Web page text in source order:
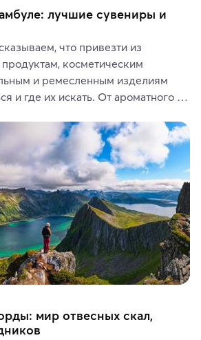
лучшие сувениры и
что привезти из
косметическим
и ремесленным изделиям
и где их искать. От ароматного
из кожи на турецких рынках и в
— в подарок близким или себе на
мир отвесных скал,